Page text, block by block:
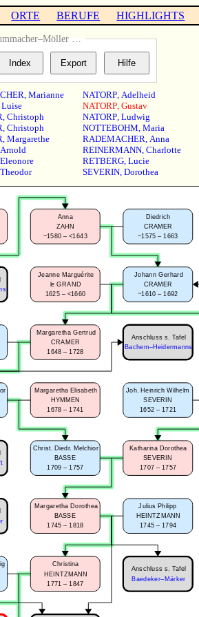
ORTE BERUFE HIGHLIGHTS
…
, Marianne
Luise
, Christoph
, Christoph
, Margarethe
Arnold
Eleonore
Theodor
NATORP, Adelheid
NATORP, Gustav
NATORP, Ludwig
NOTTEBOHM, Maria
RADEMACHER, Anna
REINERMANN, Charlotte
RETBERG, Lucie
SEVERIN, Dorothea
Diedrich
CRAMER
~1575 – 1663
Anna
ZAHN
~1580 – <1643
Johann Gerhard
CRAMER
~1610 – 1692
Jeanne Marguérite
le GRAND
1625 – <1660
Margaretha Gertrud
CRAMER
1648 – 1728
Christina
HEINTZMANN
1771 – 1847
Julius Philipp
HEINTZMANN
1745 – 1794
Margaretha Dorothea
BASSE
1745 – 1818
Christ. Diedr. Melchior
BASSE
1709 – 1757
Katharina Dorothea
SEVERIN
1707 – 1757
Margaretha Elisabeth
HYMMEN
1678 – 1741
Joh. Heinrich Wilhelm
SEVERIN
1652 – 1721
Anschluss s. Tafel
Baedeker–Märker
Anschluss s. Tafel
Bachem–Heidermanns